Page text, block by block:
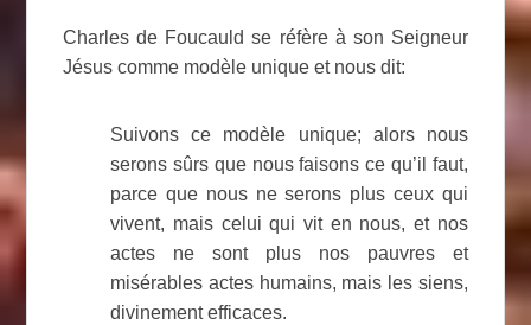
Charles de Foucauld se réfère à son Seigneur
Jésus comme modèle unique et nous dit:
Suivons ce modèle unique; alors nous
serons sûrs que nous faisons ce qu’il faut,
parce que nous ne serons plus ceux qui
vivent, mais celui qui vit en nous, et nos
actes ne sont plus nos pauvres et
misérables actes humains, mais les siens,
divinement efficaces.